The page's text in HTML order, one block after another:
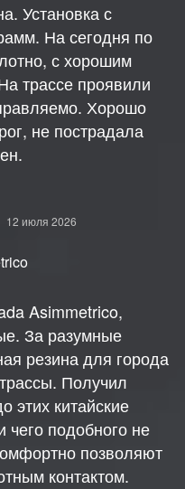
Установка с
На сегодня по
с хорошим
трассе проявили
Хорошо
не пострадала
12 июля 2026
Asimmetrico,
За разумные
резина для города
Получил
этих китайские
подобного не
позволяют
контактом.